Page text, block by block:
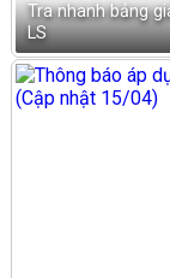
Tra nhanh bảng
LS